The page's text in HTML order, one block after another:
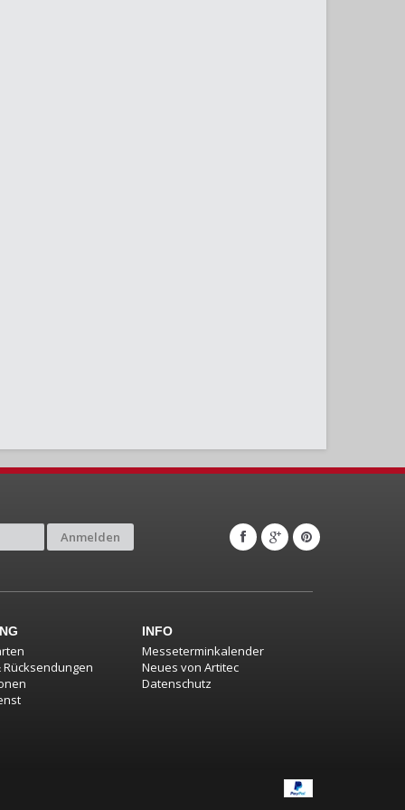
Anmelden
INFO
Messeterminkalender
Neues von Artitec
Datenschutz